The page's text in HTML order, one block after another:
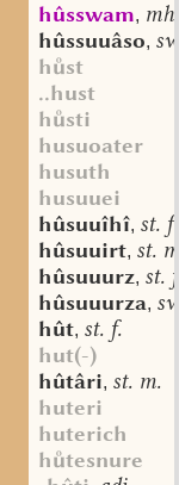
hûsswam,
hûssuuâso,
hst
..hust
hsti
husuoater
husuth
husuuei
hûsuuîhî, st. f.
hûsuuirt, st. m.
hûsuuurz, st. f.
hûsuuurza,
hût, st. f.
hut(-)
hûtâri, st. m.
huteri
huterich
htesnure